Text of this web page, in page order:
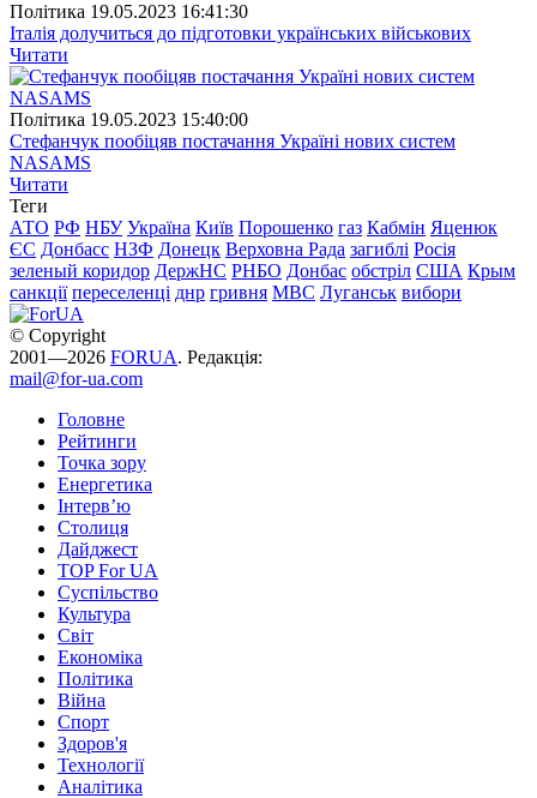
Полiтика 19.05.2023 16:41:30
Італія долучиться до підготовки українських військових
Читати
Полiтика 19.05.2023 15:40:00
Стефанчук пообіцяв постачання Україні нових систем
NASAMS
Читати
Теги
АТО РФ НБУ Україна Київ Порошенко газ Кабмін Яценюк
ЄС Донбасс НЗФ Донецк Верховна Рада загиблі Росія
зеленый коридор ДержНС РНБО Донбас обстріл США Крым
санкції переселенці днр гривня МВС Луганськ вибори
© Copyright
2001—2026 FORUA. Редакція:
mail@for-ua.com
Головне
Рейтинги
Точка зору
Енергетика
Інтерв’ю
Столиця
Дайджест
TOP For UA
Суспiльство
Культура
Світ
Економіка
Політика
Війна
Спорт
Здоров'я
Технології
Аналітика